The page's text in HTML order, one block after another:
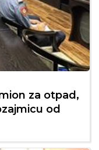
za otpad,
od